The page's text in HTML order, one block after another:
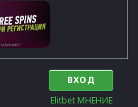
ВХОД
Elitbet МНЕНИЕ